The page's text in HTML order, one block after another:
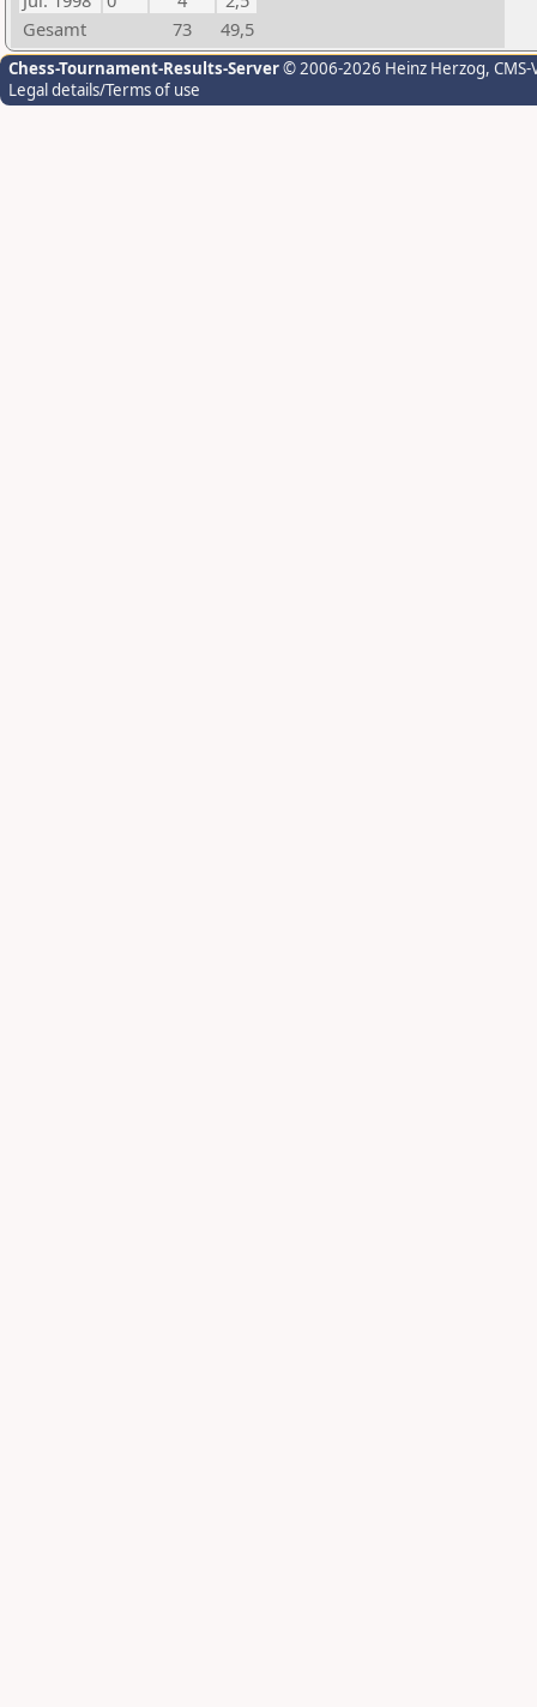
Gesamt
73 49,5
Chess-Tournament-Results-Server© 2006-2026 Heinz Herzog,
Legal details/Terms of use